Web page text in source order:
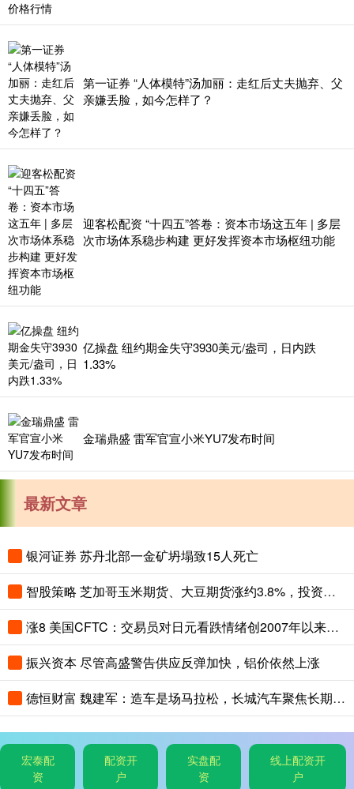
第一证券 “人体模特”汤加丽：走红后丈夫抛弃、父
亲嫌丢脸，如今怎样了？
迎客松配资 “十四五”答卷：资本市场这五年 | 多层
次市场体系稳步构建 更好发挥资本市场枢纽功能
亿操盘 纽约期金失守3930美元/盎司，日内跌
1.33%
金瑞鼎盛 雷军官宣小米YU7发布时间
最新文章
银河证券 苏丹北部一金矿坍塌致15人死亡
智股策略 芝加哥玉米期货、大豆期货涨约3.8%，投资者关注夏季天气对全球农作物生长构成的风险
涨8 美国CFTC：交易员对日元看跌情绪创2007年以来最高，对美元看涨程度创2015年以来最高
振兴资本 尽管高盛警告供应反弹加快，铝价依然上涨
德恒财富 魏建军：造车是场马拉松，长城汽车聚焦长期主义与有质量的市占率
宏泰配
资
配资开
户
实盘配
资
线上配资开
户